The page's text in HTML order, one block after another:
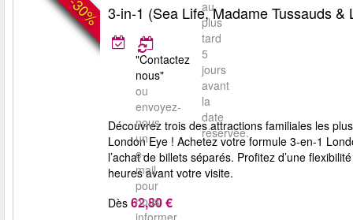
au
plus
tard
5
jours
avant
la
date
réservée.
-30% 3-in-1 (Sea Life, Madame Tussauds &
"Contactez
nous"
ou
envoyez-
nous
un
e-
mail
pour
nous
Découvrez trois des attractions familiales les
London Eye ! Achetez votre formule 3-en-1
l’achat de billets séparés. Profitez d’une
heures avant votre visite.
Dès 62,80 €